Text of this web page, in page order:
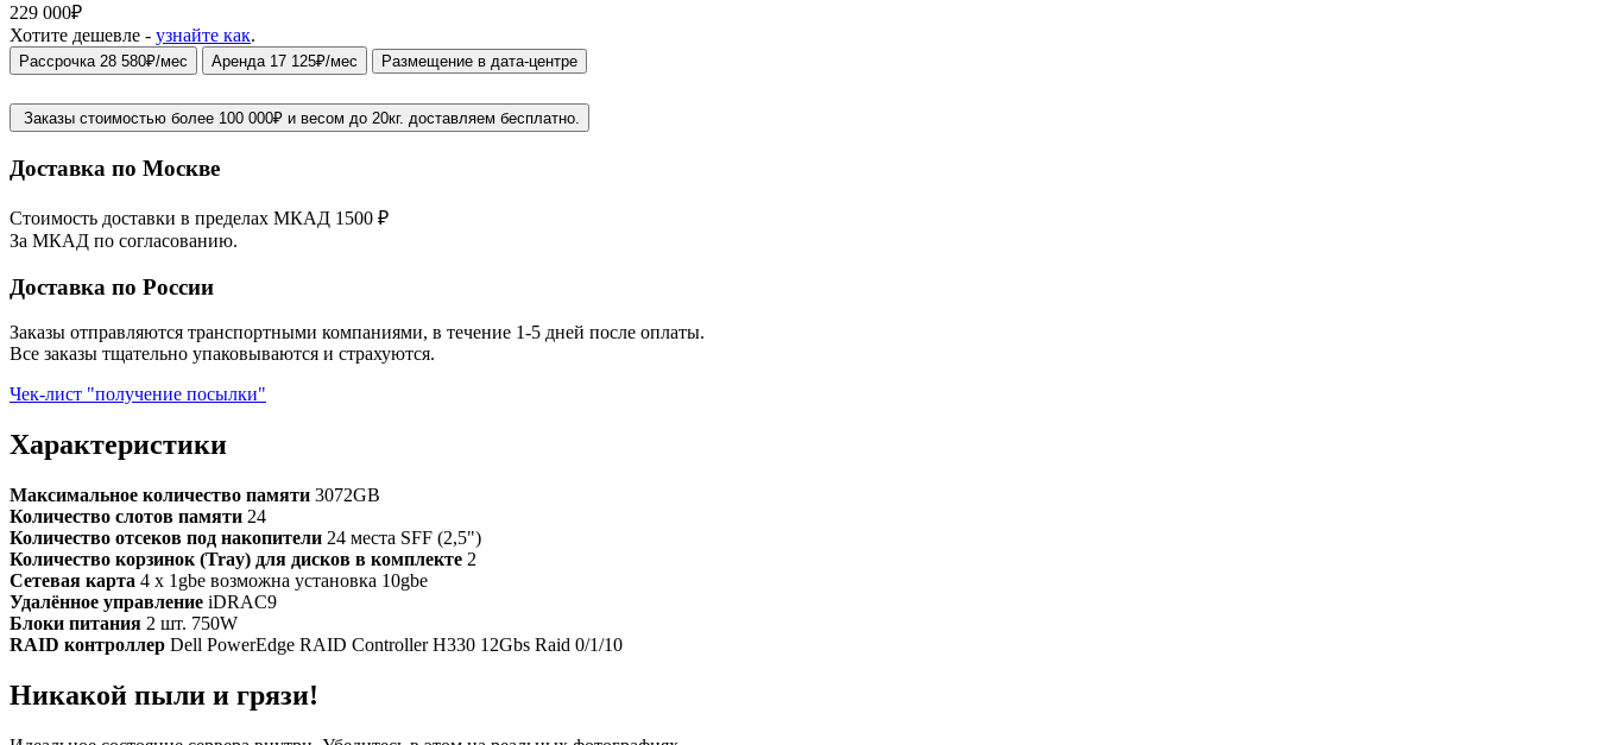
229 000₽
Хотите дешевле - узнайте как.
Рассрочка 28 580₽/мес Аренда 17 125₽/мес Размещение в дата-центре
Заказы стоимостью более 100 000₽ и весом до 20кг. доставляем бесплатно.
Доставка по Москве
Стоимость доставки в пределах МКАД 1500 ₽
За МКАД по согласованию.
Доставка по России
Заказы отправляются транспортными компаниями, в течение 1-5 дней после оплаты.
Все заказы тщательно упаковываются и страхуются.
Чек-лист "получение посылки"
Характеристики
Максимальное количество памяти 3072GB
Количество слотов памяти 24
Количество отсеков под накопители 24 места SFF (2,5")
Количество корзинок (Tray) для дисков в комплекте 2
Сетевая карта 4 x 1gbe возможна установка 10gbe
Удалённое управление iDRAC9
Блоки питания 2 шт. 750W
RAID контроллер Dell PowerEdge RAID Controller H330 12Gbs Raid 0/1/10
Никакой пыли и грязи!